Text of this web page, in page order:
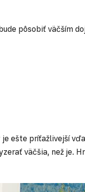
pôsobiť väčším
ešte príťažlivejší
väčšia, než je.